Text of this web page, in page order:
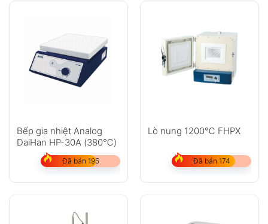
Bếp gia nhiệt Analog
DaiHan HP-30A (380℃)
Đã bán 195
Lò nung 1200℃ FHPX
Đã bán 174